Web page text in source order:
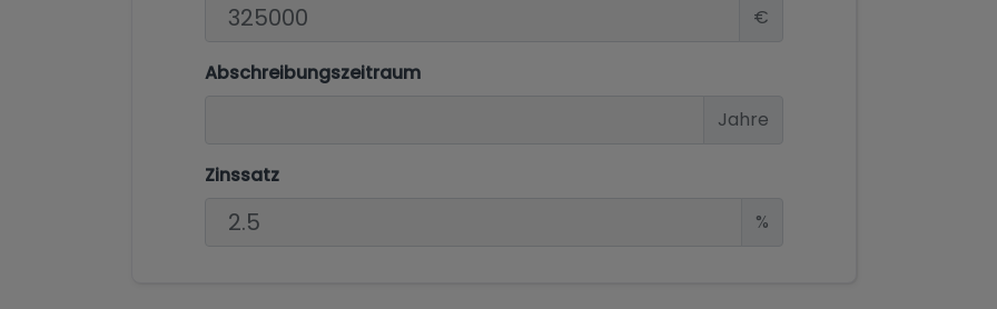
€
Abschreibungszeitraum
Jahre
Zinssatz
%